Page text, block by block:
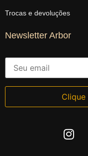
Trocas e devoluções
Newsletter Arbor